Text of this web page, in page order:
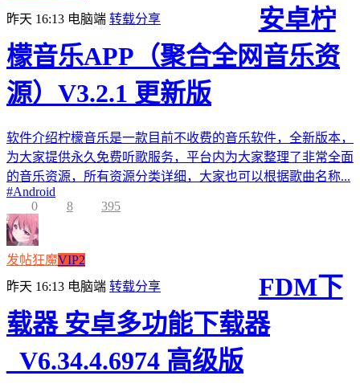
昨天 16:13 电脑端 转载分享
安卓柠
檬音乐APP（聚合全网音乐资
源）V3.2.1 更新版
软件介绍柠檬音乐是一款目前不收费的音乐软件，全新版本，
为大家提供永久免费听歌服务，平台内为大家整理了非常全面
的音乐资源，所有资源分类详细，大家也可以根据歌曲名称...
#Android
0
8 395
发帖狂魔VIP2
昨天 16:13 电脑端 转载分享
FDM下
载器 安卓多功能下载器
_V6.34.4.6974 高级版